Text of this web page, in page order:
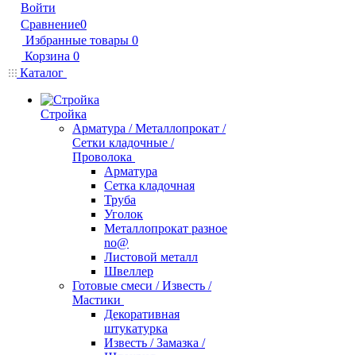
Войти
Сравнение0
Избранные товары 0
Корзина 0
Каталог
Стройка
Арматура / Металлопрокат /
Сетки кладочные /
Проволока
Арматура
Сетка кладочная
Труба
Уголок
Металлопрокат разное
no@
Листовой металл
Швеллер
Готовые смеси / Известь /
Мастики
Декоративная
штукатурка
Известь / Замазка /